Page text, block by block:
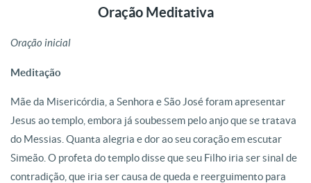
Oração Meditativa
Oração inicial
Meditação
Mãe da Misericórdia, a Senhora e São José foram apresentar
Jesus ao templo, embora já soubessem pelo anjo que se tratava
do Messias. Quanta alegria e dor ao seu coração em escutar
Simeão. O profeta do templo disse que seu Filho iria ser sinal de
contradição, que iria ser causa de queda e reerguimento para